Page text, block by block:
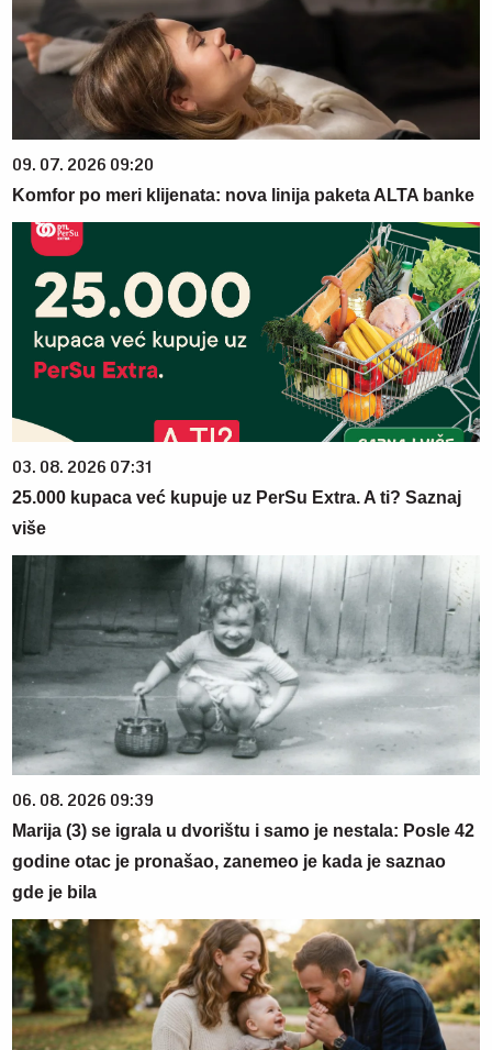
09. 07. 2026 09:20
Komfor po meri klijenata: nova linija paketa ALTA banke
03. 08. 2026 07:31
25.000 kupaca već kupuje uz PerSu Extra. A ti? Saznaj
više
06. 08. 2026 09:39
Marija (3) se igrala u dvorištu i samo je nestala: Posle 42
godine otac je pronašao, zanemeo je kada je saznao
gde je bila